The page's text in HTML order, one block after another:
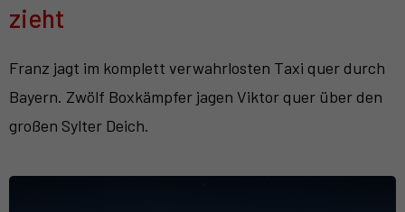
zieht
Franz jagt im komplett verwahrlosten Taxi quer durch
Bayern. Zwölf Boxkämpfer jagen Viktor quer über den
großen Sylter Deich.